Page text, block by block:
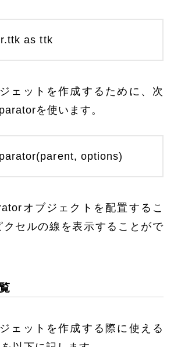
as ttk
ェットを作成するために、次
を使います。
options)
オブジェクトを配置するこ
クセルの線を表示することがで
ェットを作成する際に使える